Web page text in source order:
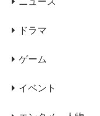
ドラマ
ゲーム
イベント